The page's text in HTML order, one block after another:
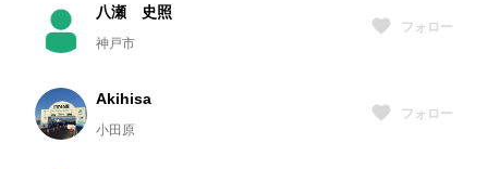
八瀬 史照
神戸市
フォロー
Akihisa
小田原
フォロー